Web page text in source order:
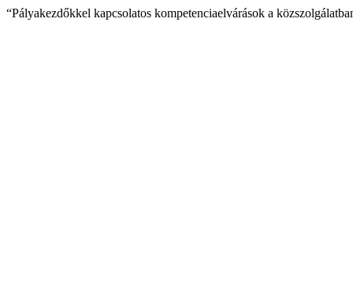
“Pályakezdőkkel kapcsolatos kompetenciaelvárások a